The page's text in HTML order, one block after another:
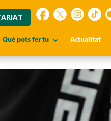
Què pots fer tu Actualitat